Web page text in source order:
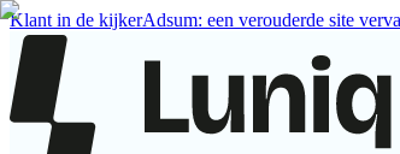
Klant in de kijkerAdsum: een verouderde site